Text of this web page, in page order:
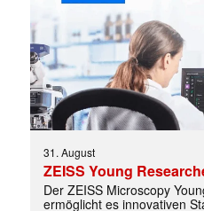
31. August
ZEISS Young
Der ZEISS Microscopy
ermöglicht es innovativen